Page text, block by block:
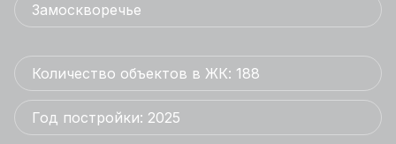
Замоскворечье
Количество объектов в ЖК: 188
Год постройки: 2025